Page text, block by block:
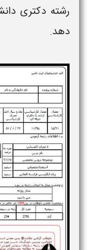
رشته دکتری
دهد.